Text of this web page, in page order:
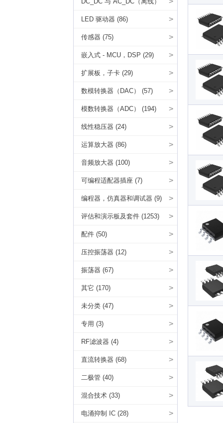
SMPS (567)
LED 驱动器 (86) >
传感器 (75) >
嵌入式 - MCU，DSP (29) >
扩展板，子卡 (29) >
数模转换器（DAC） (57) >
模数转换器（ADC） (194) >
线性稳压器 (24) >
运算放大器 (86) >
音频放大器 (100) >
可编程适配器插座 (7) >
编程器，仿真器和调试器 (9) >
评估和演示板及套件 (1253) >
配件 (50) >
压控振荡器 (12) >
振荡器 (67) >
其它 (170) >
未分类 (47) >
专用 (3) >
RF滤波器 (4) >
直流转换器 (68) >
二极管 (40) >
混合技术 (33) >
电涌抑制 IC (28) >